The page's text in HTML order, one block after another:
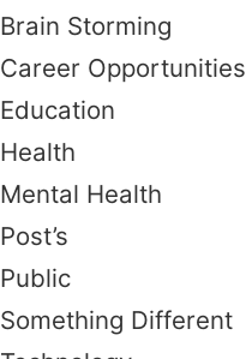
Brain Storming
Career Opportunities
Education
Health
Mental Health
Post’s
Public
Something Different